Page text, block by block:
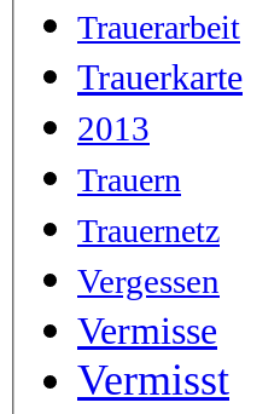
Trauerarbeit
Trauerkarte
2013
Trauern
Trauernetz
Vergessen
Vermisse
Vermisst